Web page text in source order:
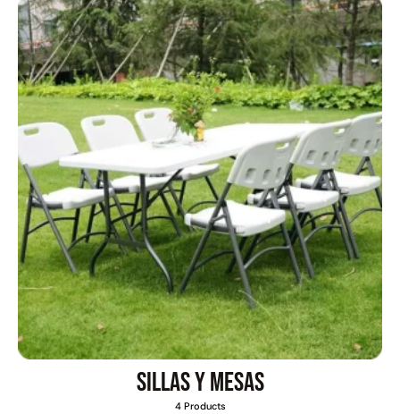
Sillas y mesas
4 Products
Empaquetadura 3/16"
4.8mm neopreno con 1 tela
3.5MP
$803.797
Agregar al carrito
Explora más productos